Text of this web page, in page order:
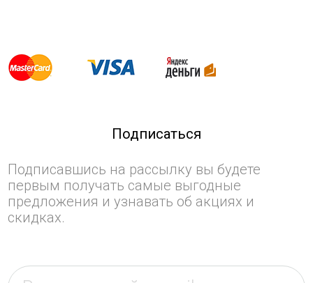
Подписаться
Подписавшись на рассылку вы будете
первым получать самые выгодные
предложения и узнавать об акциях и
скидках.